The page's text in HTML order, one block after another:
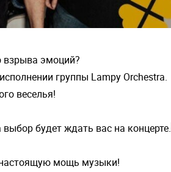
взрыва эмоций?
группы Lampy Orchestra.
веселья!
выбор будет ждать вас на концерте.
настоящую мощь музыки!